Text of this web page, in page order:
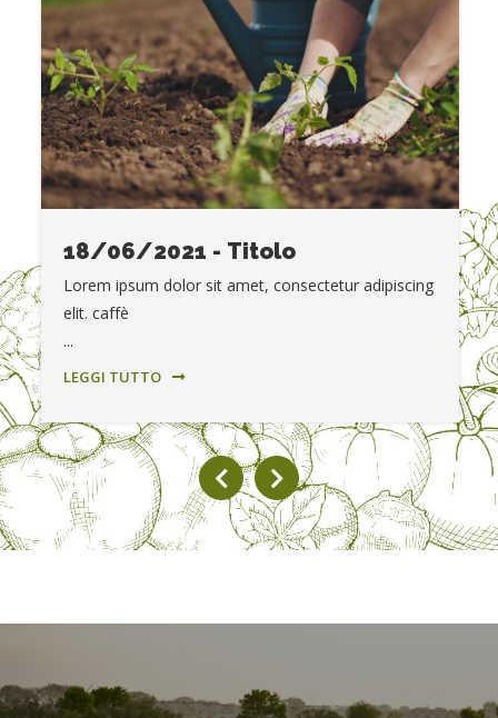
18/06/2021 - Titolo
Lorem ipsum dolor sit amet, consectetur adipiscing
elit. caffè
...
LEGGI TUTTO